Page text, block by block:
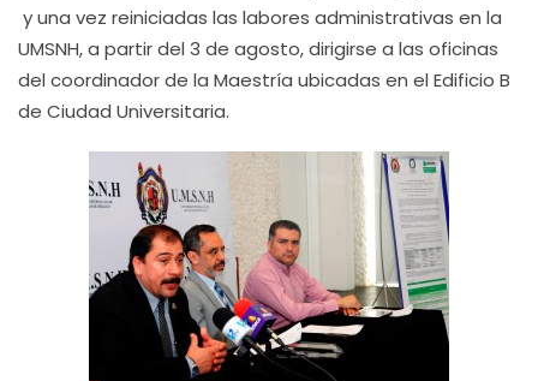
y una vez reiniciadas las labores administrativas en la
UMSNH, a partir del 3 de agosto, dirigirse a las oficinas
del coordinador de la Maestría ubicadas en el Edificio B
de Ciudad Universitaria.